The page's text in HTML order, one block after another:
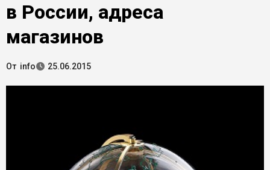
в России, адреса
магазинов
От info 25.06.2015